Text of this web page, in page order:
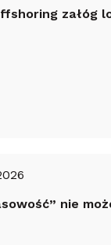
załóg
nie